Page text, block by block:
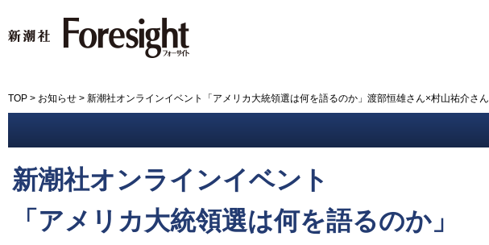
TOP > お知らせ > 新潮社オンラインイベント「アメリカ大統領選は何を語るのか」渡部恒雄さん×村山祐介さん
新潮社オンラインイベント
「アメリカ大統領選は何を語るのか」